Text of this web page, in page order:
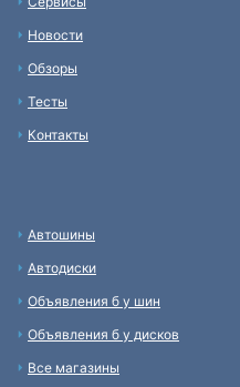
Новости
Обзоры
Тесты
Контакты
Автошины
Автодиски
Объявления б у шин
Объявления б у дисков
Все магазины